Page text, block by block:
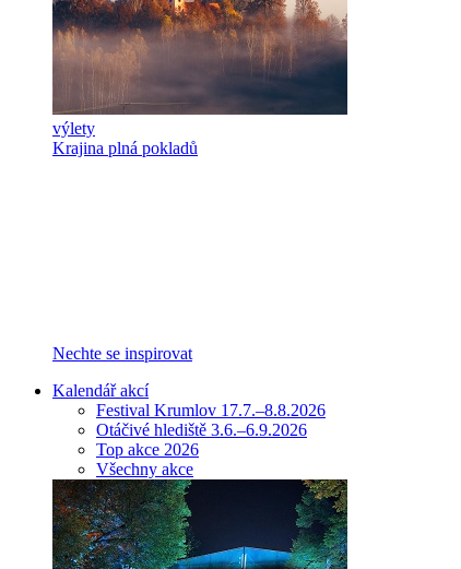
výlety
Krajina plná pokladů
Nechte se inspirovat
Kalendář akcí
Festival Krumlov 17.7.–8.8.2026
Otáčivé hlediště 3.6.–6.9.2026
Top akce 2026
Všechny akce